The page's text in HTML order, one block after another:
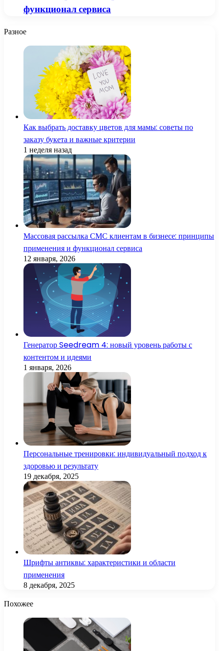
функционал сервиса
Разное
Как выбрать доставку цветов для мамы: советы по
заказу букета и важные критерии
1 неделя назад
Массовая рассылка СМС клиентам в бизнесе: принципы
применения и функционал сервиса
12 января, 2026
Генератор Seedream 4: новый уровень работы с
контентом и идеями
1 января, 2026
Персональные тренировки: индивидуальный подход к
здоровью и результату
19 декабря, 2025
Шрифты антиквы: характеристики и области
применения
8 декабря, 2025
Похожее